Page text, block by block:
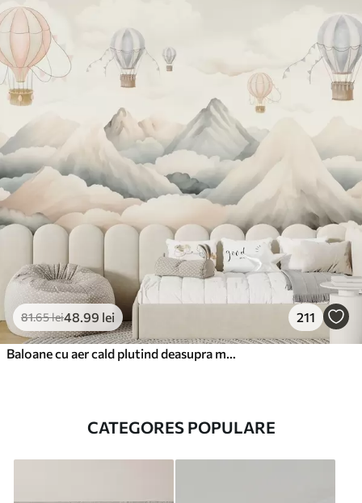
81.65lei48 .99 lei 211
CATEGORES POPULARE